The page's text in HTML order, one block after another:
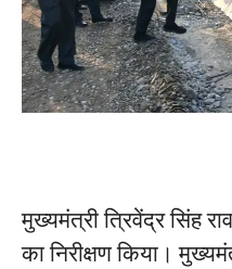
मुख्यमंत्री त्रिवेंद्र सिंह
का निरीक्षण किया।